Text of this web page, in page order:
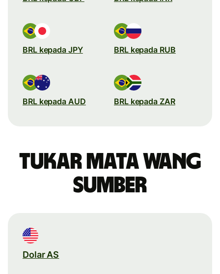
BRL kepada JPY BRL kepada RUB
BRL kepada AUD BRL kepada ZAR
Tukar mata wang
sumber
Dolar AS